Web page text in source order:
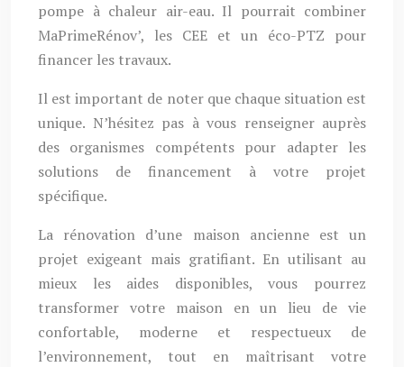
pompe à chaleur air-eau. Il pourrait combiner
MaPrimeRénov’, les CEE et un éco-PTZ pour
financer les travaux.
Il est important de noter que chaque situation est
unique. N’hésitez pas à vous renseigner auprès
des organismes compétents pour adapter les
solutions de financement à votre projet
spécifique.
La rénovation d’une maison ancienne est un
projet exigeant mais gratifiant. En utilisant au
mieux les aides disponibles, vous pourrez
transformer votre maison en un lieu de vie
confortable, moderne et respectueux de
l’environnement, tout en maîtrisant votre